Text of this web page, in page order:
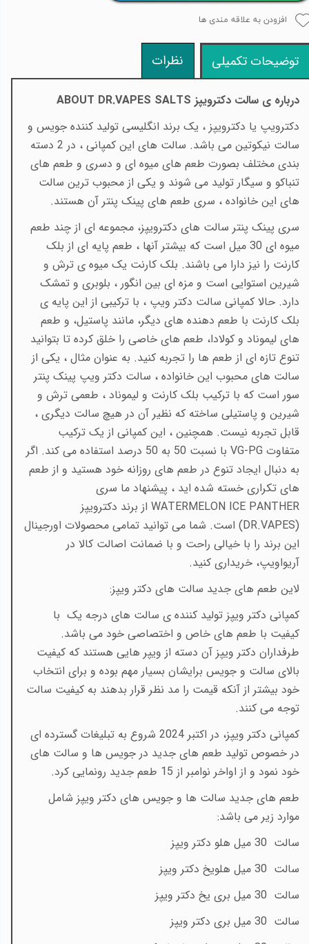
افزودن به علاقه مندی ها
توضیحات تکمیلی نظرات
درباره ی سالت دکترویپز ABOUT DR.VAPES SALTS
دکترویپ یا دکترویپز ، یک برند انگلیسی تولید کننده جویس و
سالت نیکوتین می باشد. سالت های این کمپانی ، در 2 دسته
بندی مختلف بصورت طعم های میوه ای و دسری و طعم های
تنباکو و سیگار تولید می شوند و یکی از محبوب ترین سالت
های این خانواده ، سری طعم های پینک پنتر آن هستند.
سری پینک پنتر سالت های دکترویپز، مجموعه ای از چند طعم
میوه ای 30 میل است که بیشتر آنها ، طعم پایه ای از بلک
کارنت را نیز دارا می باشند. بلک کارنت یک میوه ی ترش و
شیرین استوایی است و مزه ای بین انگور ، بلوبری و تمشک
دارد. حالا کمپانی سالت دکتر ویپ ، با ترکیبی از این پایه ی
بلک کارنت با طعم دهنده های دیگر، مانند پاستیل، و طعم
های لیموناد و کولادا، طعم های خاصی را خلق کرده تا بتوانید
تنوع تازه ای از طعم ها را تجربه کنید. به عنوان مثال ، یکی از
سالت های محبوب این خانواده ، سالت دکتر ویپ پینک پنتر
سور است که با ترکیب بلک کارنت و لیموناد ، طعمی ترش و
شیرین و پاستیلی ساخته که نظیر آن در هیچ سالت دیگری ،
قابل تجربه نیست. همچنین ، این کمپانی از یک ترکیب
متفاوت
VG-PG با نسبت 50 به 50 درصد استفاده می کند. اگر
به دنبال ایجاد تنوع در طعم های روزانه خود هستید و از طعم
های تکراری خسته شده اید ، پیشنهاد ما سری
WATERMELON ICE PANTHER از برند دکترویپز
(DR.VAPES)
است. شما می توانید تمامی محصولات اورجینال
این برند را با خیالی راحت و با ضمانت اصالت کالا در
آریواویپ، خریداری کنید.
لاین طعم های جدید سالت های دکتر ویپز:
کمپانی دکتر ویپز تولید کننده ی سالت های درجه یک با
کیفیت با طعم های خاص و اختصاصی خود می باشد.
طرفداران دکتر ویپز آن دسته از ویپر هایی هستند که کیفیت
بالای سالت و جویس برایشان بسیار مهم بوده و برای انتخاب
خود بیشتر از آنکه قیمت را مد نظر قرار بدهند به کیفیت سالت
توجه می کنند.
کمپانی دکتر ویپز، در اکتبر 2024 شروع به تبلیغات گسترده ای
در خصوص تولید طعم های جدید در جویس ها و سالت های
خود نمود و از اواخر نوامبر از 15 طعم جدید رونمایی کرد.
طعم های جدید سالت ها و جویس های دکتر ویپز شامل
موارد زیر می باشد:
سالت 30 میل هلو دکتر ویپز
سالت 30 میل هلویخ دکتر ویپز
سالت 30 میل بری یخ دکتر ویپز
سالت 30 میل بری دکتر ویپز